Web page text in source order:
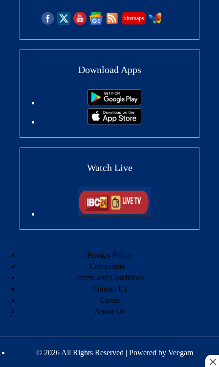
Sitemaps
Download Apps
Watch Live
Privacy Policy
Complaints
Terms and Conditions
Contact Us
Career
About Us
© 2026 All Rights Reserved | Powered by Veegam